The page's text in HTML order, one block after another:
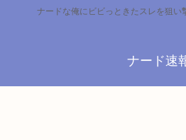
ナードな俺にビビっときたスレを狙い
ナード速